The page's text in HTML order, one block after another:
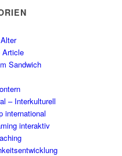
Article
Sandwich
– Interkulturell
international
interaktiv